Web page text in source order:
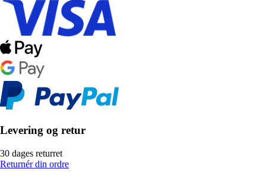
Levering og retur
30 dages returret
Returnér din ordre